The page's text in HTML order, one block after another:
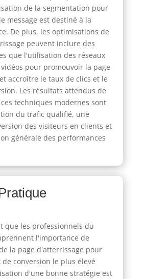
de la segmentation pour
message est destiné à la
De plus, les optimisations de
peuvent inclure des
que l'utilisation des réseaux
pour promouvoir la page
accroître le taux de clics et le
Les résultats attendus de
techniques modernes sont
du trafic qualifié, une
des visiteurs en clients et
générale des performances
que les professionnels du
l'importance de
la page d'atterrissage pour
conversion le plus élevé
d'une bonne stratégie est